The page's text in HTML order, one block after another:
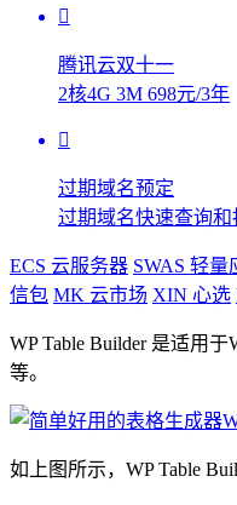
腾讯云双十一
2核4G 3M 698元/3年
过期域名预定
过期域名快速查询和
ECS 云服务器 SWAS 轻量
信包 MK 云市场 XIN 心选
WP Table Builder 是适用于
等。
如上图所示，WP Table